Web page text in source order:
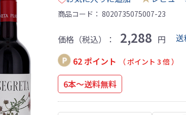
商品コード： 8020735075007-23
価格（税込）： 2,288 円
62 ポイント
（ ポイント 3 倍 ）
6本～送料無料